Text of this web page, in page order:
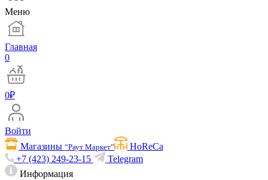
Меню
Главная
0
0₽
Войти
Магазины“Раут Маркет”
HoReCa
+7 (423) 249-23-15
Telegram
Информация